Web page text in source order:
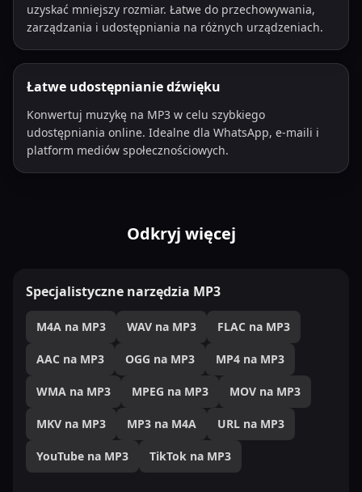
uzyskać mniejszy rozmiar. Łatwe do przechowywania,
zarządzania i udostępniania na różnych urządzeniach.
Łatwe udostępnianie dźwięku
Konwertuj muzykę na MP3 w celu szybkiego
udostępniania online. Idealne dla WhatsApp, e-maili i
platform mediów społecznościowych.
Odkryj więcej
Specjalistyczne narzędzia MP3
M4A na MP3 WAV na MP3 FLAC na MP3
AAC na MP3 OGG na MP3 MP4 na MP3
WMA na MP3 MPEG na MP3 MOV na MP3
MKV na MP3 MP3 na M4A URL na MP3
YouTube na MP3 TikTok na MP3